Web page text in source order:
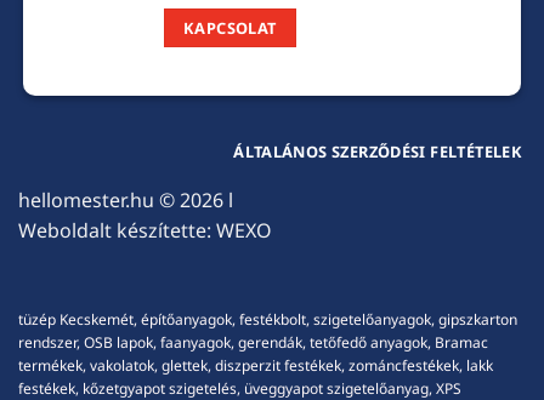
KAPCSOLAT
hellomester.hu © 2026 l
Weboldalt készítette: WEXO
ÁLTALÁNOS SZERZŐDÉSI FELTÉTELEK
tüzép Kecskemét, építőanyagok, festékbolt, szigetelőanyagok, gipszkarton
rendszer, OSB lapok, faanyagok, gerendák, tetőfedő anyagok, Bramac
termékek, vakolatok, glettek, diszperzit festékek, zománcfestékek, lakk
festékek, kőzetgyapot szigetelés, üveggyapot szigetelőanyag, XPS